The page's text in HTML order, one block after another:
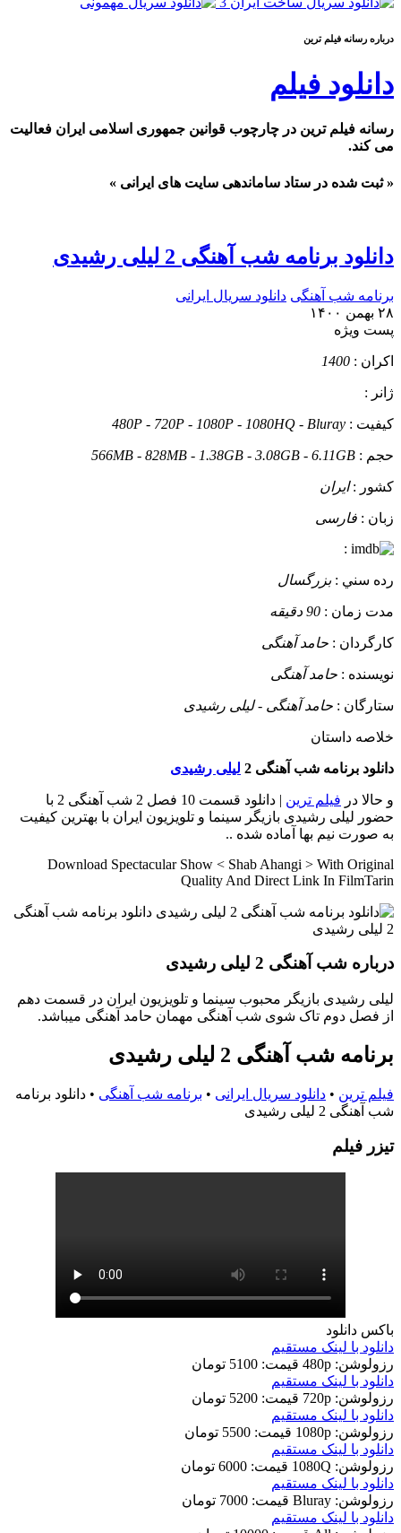
درباره رسانه فيلم ترين
دانلود فیلم
رسانه فیلم ترین در چارچوب قوانین جمهوری اسلامی ایران فعالیت
می کند.
« ثبت شده در ستاد ساماندهی سایت های ایرانی »
دانلود برنامه شب آهنگی 2 لیلی رشیدی
برنامه شب آهنگی دانلود سریال ایرانی
۲۸ بهمن ۱۴۰۰
پست ويژه
اکران : 1400
ژانر :
کيفيت : 480P - 720P - 1080P - 1080HQ - Bluray
حجم : 566MB - 828MB - 1.38GB - 3.08GB - 6.11GB
کشور :ایران
زبان : فارسی
:
رده سني :بزرگسال
مدت زمان : 90 دقیقه
کارگردان : حامد آهنگی
نويسنده : حامد آهنگی
ستارگان : حامد آهنگی - لیلی رشیدی
خلاصه داستان
دانلود برنامه شب آهنگی 2 لیلی رشیدی
و حالا در فیلم ترین
| دانلود قسمت 10 فصل 2 شب آهنگی 2 با
حضور لیلی رشیدی بازیگر سینما و تلویزیون ایران با بهترین کیفیت
به صورت نیم بها آماده شده ..
Download Spectacular Show < Shab Ahangi > With Original
Quality And Direct Link In FilmTarin
درباره شب آهنگی 2 لیلی رشیدی
لیلی رشیدی بازیگر محبوب سینما و تلویزیون ایران در قسمت دهم
از فصل دوم تاک شوی شب آهنگی مهمان حامد آهنگی میباشد.
برنامه شب آهنگی 2 لیلی رشیدی
فیلم ترین • دانلود سریال ایرانی • برنامه شب آهنگی • دانلود برنامه
شب آهنگی 2 لیلی رشیدی
تيزر فيلم
باکس دانلود
دانلود با لينک مستقيم
رزولوشن: 480p
قيمت: 5100 تومان
دانلود با لينک مستقيم
رزولوشن: 720p
قيمت: 5200 تومان
دانلود با لينک مستقيم
رزولوشن: 1080p
قيمت: 5500 تومان
دانلود با لينک مستقيم
رزولوشن: 1080Q
قيمت: 6000 تومان
دانلود با لينک مستقيم
رزولوشن: Bluray
قيمت: 7000 تومان
دانلود با لينک مستقيم